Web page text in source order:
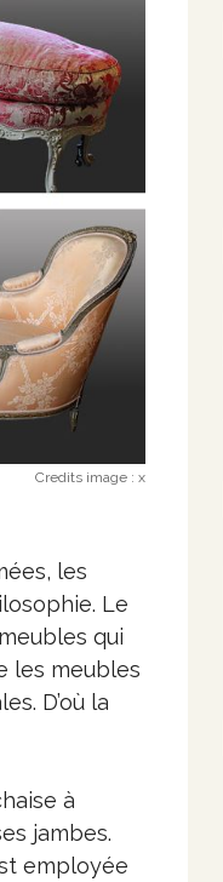
Credits image : x
les
Le
qui
les meubles
D’où la
à
jambes.
employée